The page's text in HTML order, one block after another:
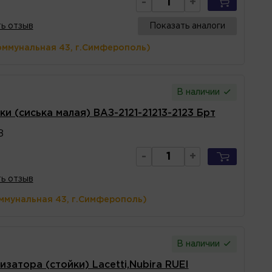
- +
отзыв Показать аналоги
43, г.Симферополь)
В наличии
(сиська малая) ВАЗ-2121-21213-2123 Брт
- +
отзыв
43, г.Симферополь)
В наличии
(стойки) Lacetti,Nubira RUEI